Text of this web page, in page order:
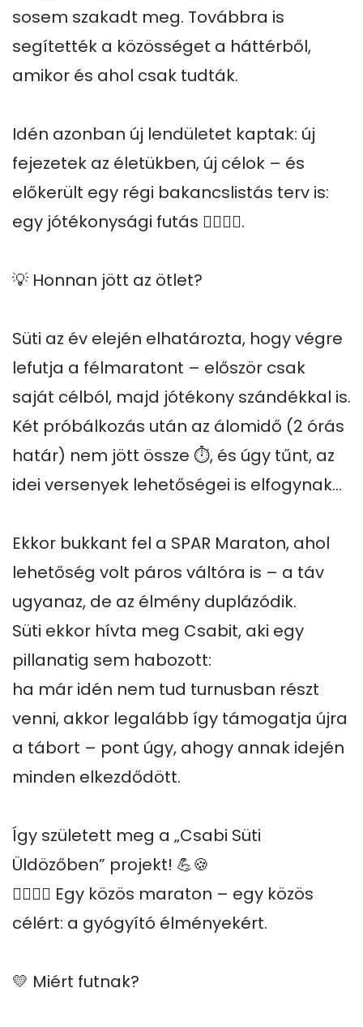
sosem szakadt meg. Továbbra is
segítették a közösséget a háttérből,
amikor és ahol csak tudták.
Idén azonban új lendületet kaptak: új
fejezetek az életükben, új célok – és
előkerült egy régi bakancslistás terv is:
egy jótékonysági futás 🏃‍♂️🏃‍♂️.
💡 Honnan jött az ötlet?
Süti az év elején elhatározta, hogy végre
lefutja a félmaratont – először csak
saját célból, majd jótékony szándékkal is.
Két próbálkozás után az álomidő (2 órás
határ) nem jött össze ⏱️, és úgy tűnt, az
idei versenyek lehetőségei is elfogynak...
Ekkor bukkant fel a SPAR Maraton, ahol
lehetőség volt páros váltóra is – a táv
ugyanaz, de az élmény duplázódik.
Süti ekkor hívta meg Csabit, aki egy
pillanatig sem habozott:
ha már idén nem tud turnusban részt
venni, akkor legalább így támogatja újra
a tábort – pont úgy, ahogy annak idején
minden elkezdődött.
Így született meg a „Csabi Süti
Üldözőben” projekt! 💪🍪
🏃‍♂️🏃‍♂️ Egy közös maraton – egy közös
célért: a gyógyító élményekért.
💛 Miért futnak?